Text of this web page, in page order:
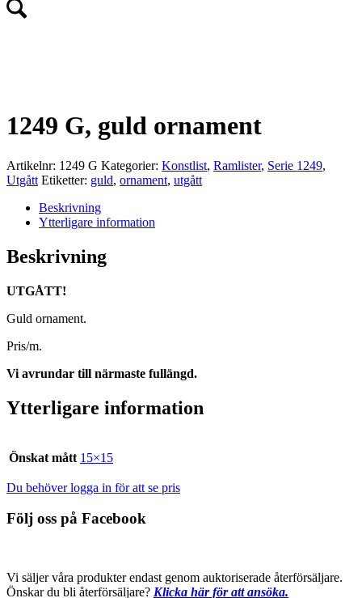
1249 G, guld ornament
Artikelnr: 1249 G Kategorier: Konstlist, Ramlister, Serie 1249,
Utgått Etiketter: guld, ornament, utgått
Beskrivning
Ytterligare information
Beskrivning
UTGÅTT!
Guld ornament.
Pris/m.
Vi avrundar till närmaste fullängd.
Ytterligare information
Önskat mått 15×15
Du behöver logga in för att se pris
Följ oss på Facebook
Vi säljer våra produkter endast genom auktoriserade återförsäljare.
Önskar du bli återförsäljare? Klicka här för att ansöka.